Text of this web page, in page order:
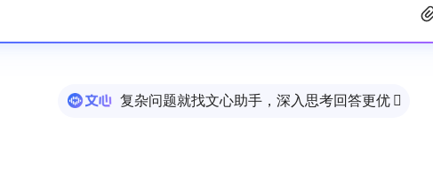
复杂问题就找文心助手，深入思考回答更优 